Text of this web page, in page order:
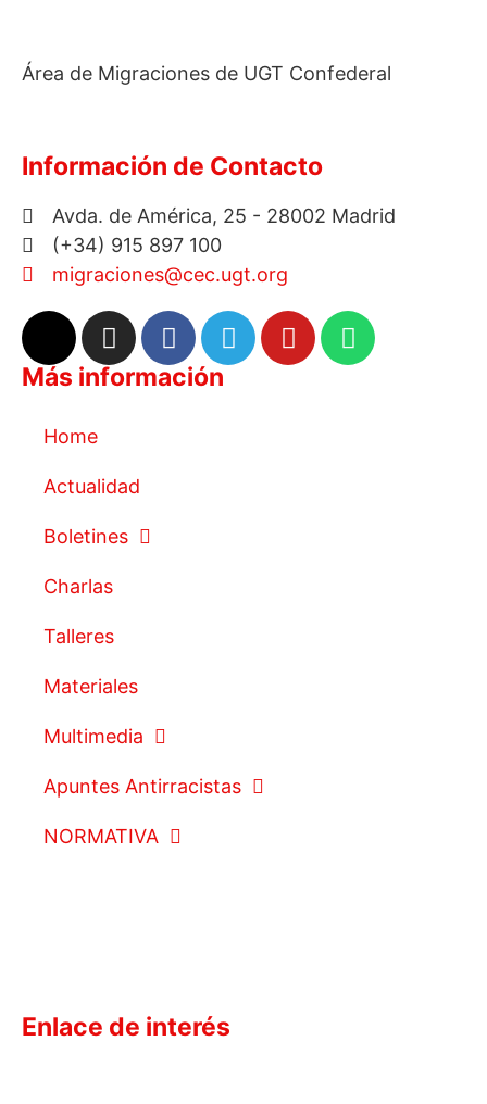
Área de Migraciones de UGT Confederal
Información de Contacto
Avda. de América, 25 - 28002 Madrid
(+34) 915 897 100
migraciones@cec.ugt.org
Más información
Home
Actualidad
Boletines
Charlas
Talleres
Materiales
Multimedia
Apuntes Antirracistas
NORMATIVA
Enlace de interés